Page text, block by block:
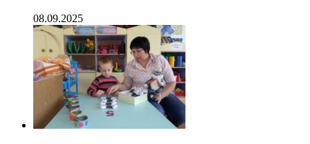
08.09.2025